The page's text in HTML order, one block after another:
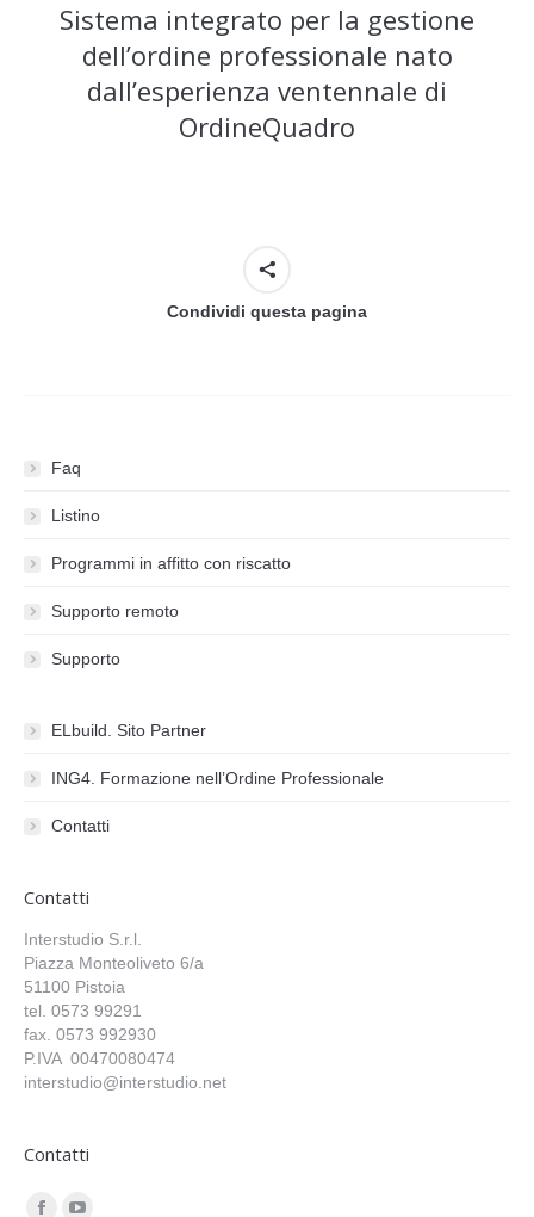
Sistema integrato per la gestione
dell’ordine professionale nato
dall’esperienza ventennale di
OrdineQuadro
Condividi questa pagina
Faq
Listino
Programmi in affitto con riscatto
Supporto remoto
Supporto
ELbuild. Sito Partner
ING4. Formazione nell’Ordine Professionale
Contatti
Contatti
Interstudio S.r.l.
Piazza Monteoliveto 6/a
51100 Pistoia
tel. 0573 99291
fax. 0573 992930
P.IVA 00470080474
interstudio@interstudio.net
Contatti
Find us on: